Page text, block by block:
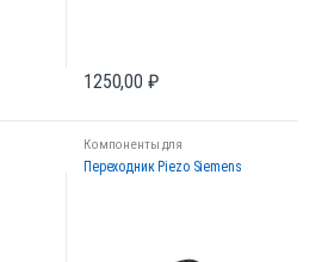
1250,00 ₽
Компоненты для
диагностических стендов
Переходник Piezo Siemens